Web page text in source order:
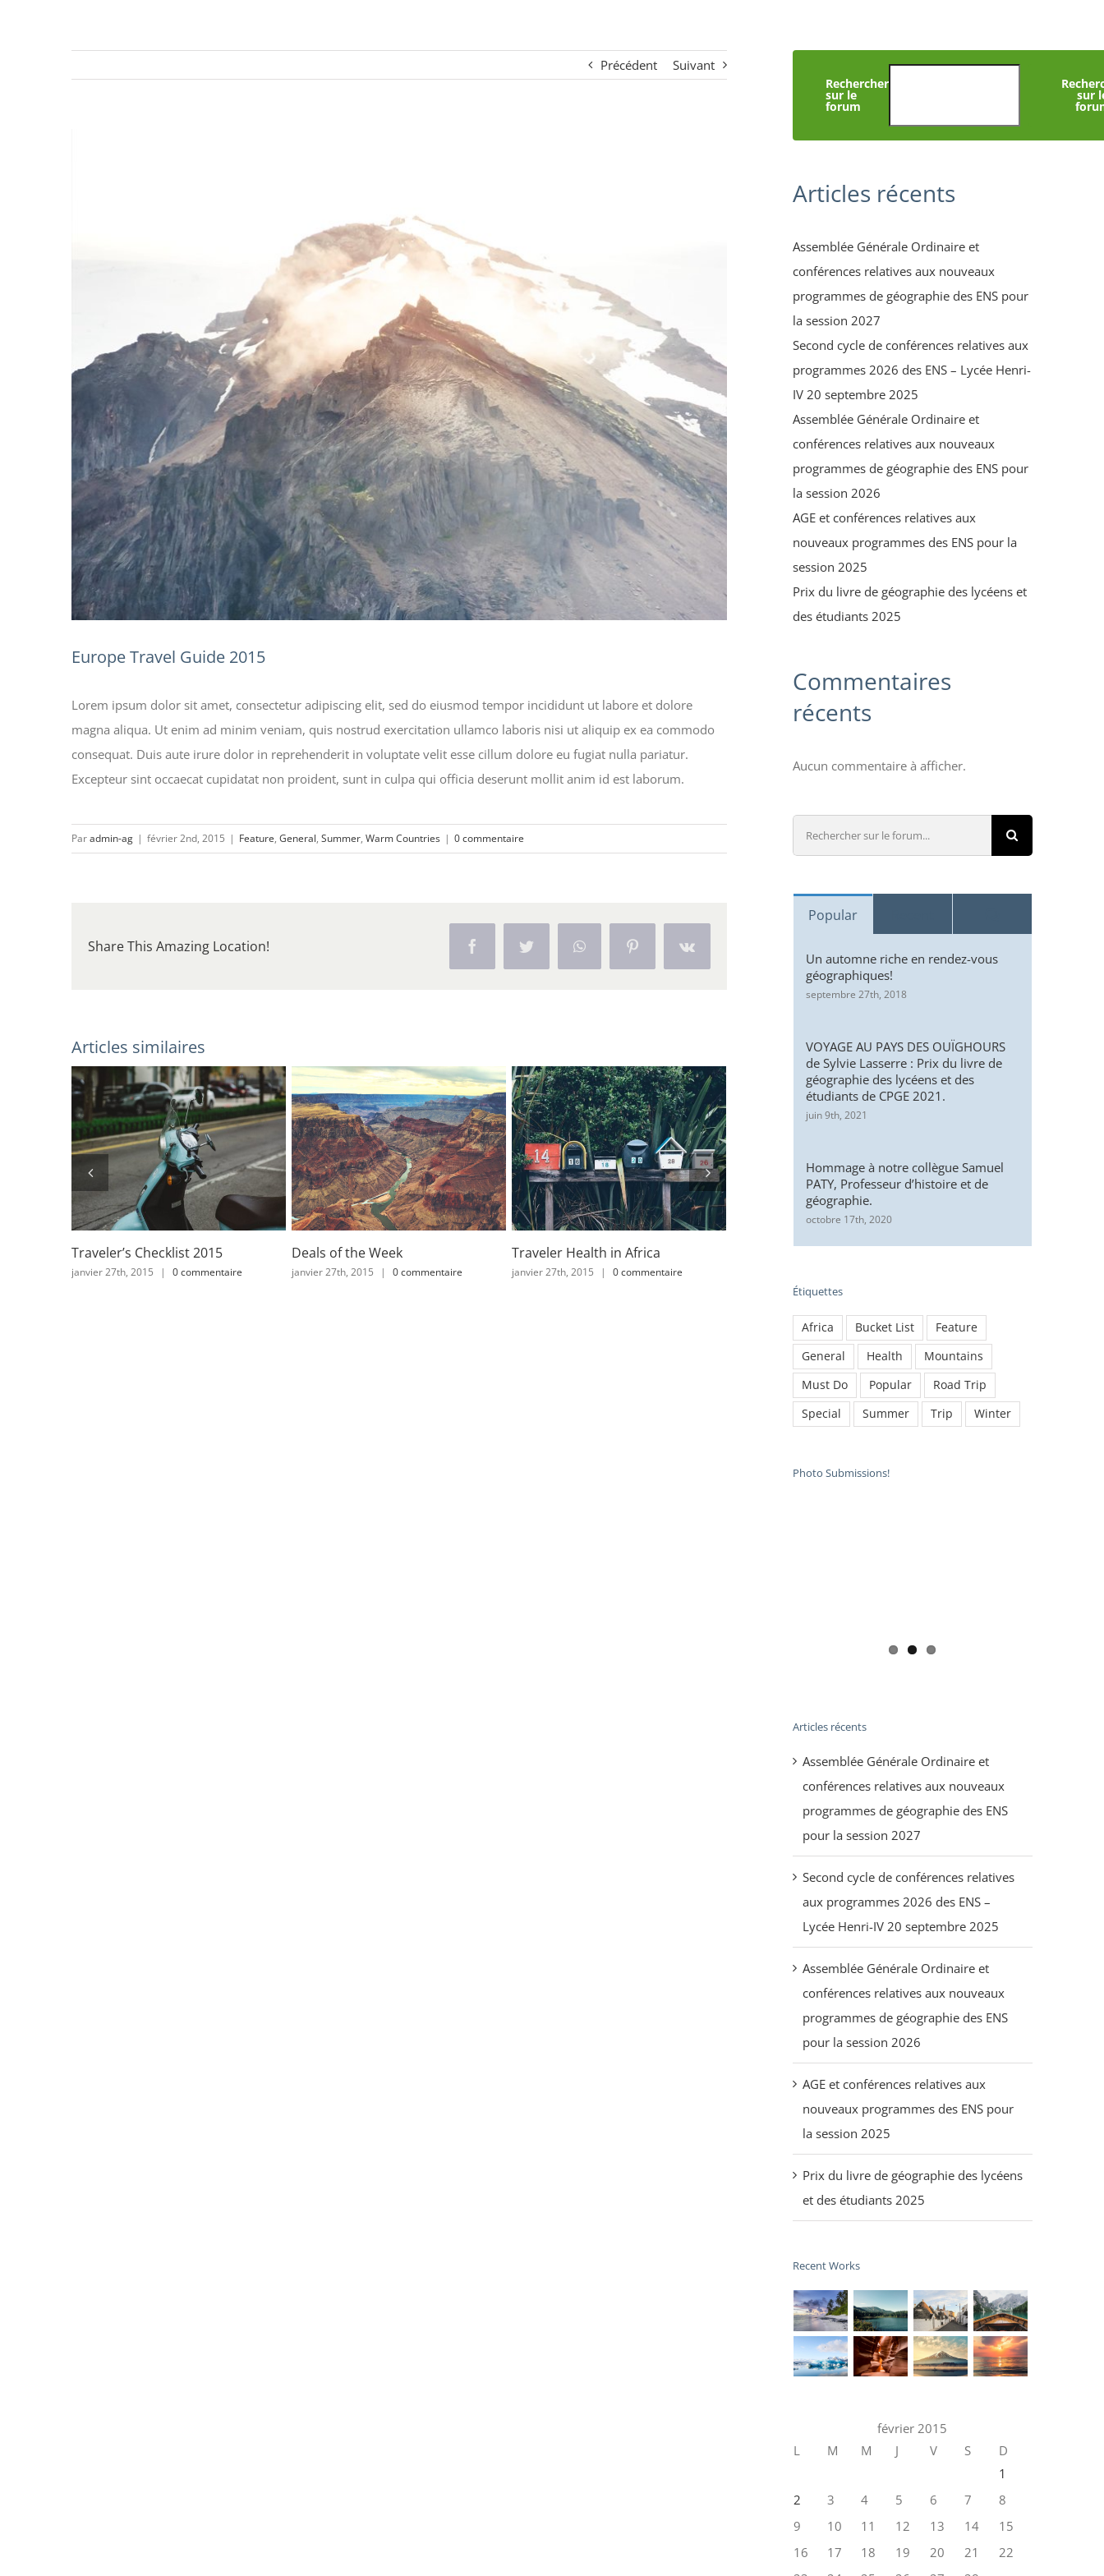
Précédent Suivant
Europe Travel Guide 2015
Lorem ipsum dolor sit amet, consectetur adipiscing elit, sed do eiusmod tempor incididunt ut labore et dolore
magna aliqua. Ut enim ad minim veniam, quis nostrud exercitation ullamco laboris nisi ut aliquip ex ea commodo
consequat. Duis aute irure dolor in reprehenderit in voluptate velit esse cillum dolore eu fugiat nulla pariatur.
Excepteur sint occaecat cupidatat non proident, sunt in culpa qui officia deserunt mollit anim id est laborum.
Paradmin-ag | février 2nd, 2015 | Feature, General, Summer, Warm Countries | 0 commentaire
Share This Amazing Location! FacebookTwitter WhatsAppPinterestVk
Articles similaires
Deals of the Week
janvier 27th, 2015 | 0 commentaire
Traveler Health in Africa
janvier 27th, 2015 | 0 commentaire
Top 10 Mountain
février 2nd, 2015 | 0 commentaire
Rechercher
sur le
forum
sur
Articles récents
Assemblée Générale Ordinaire et
conférences relatives aux nouveaux
programmes de géographie des ENS pour
la session 2027
Second cycle de conférences relatives aux
programmes 2026 des ENS – Lycée Henri-
IV 20 septembre 2025
Assemblée Générale Ordinaire et
conférences relatives aux nouveaux
programmes de géographie des ENS pour
la session 2026
AGE et conférences relatives aux
nouveaux programmes des ENS pour la
session 2025
Prix du livre de géographie des lycéens et
des étudiants 2025
Commentaires
récents
Aucun commentaire à afficher.
sur
forum:
Popular
Un automne riche en rendez-vous
géographiques!
septembre 27th, 2018
VOYAGE AU PAYS DES OUÏGHOURS
de Sylvie Lasserre : Prix du livre de
géographie des lycéens et des
étudiants de CPGE 2021.
juin 9th, 2021
Hommage à notre collègue Samuel
PATY, Professeur d’histoire et de
géographie.
octobre 17th, 2020
Étiquettes
Africa Bucket List
Feature
General
Health
Mountains
Must Do
Popular
Road Trip
Special
Summer Trip Winter
Photo Submissions!
Articles récents
Assemblée Générale Ordinaire et
conférences relatives aux nouveaux
programmes de géographie des ENS
pour la session 2027
Second cycle de conférences relatives
aux programmes 2026 des ENS –
Lycée Henri-IV 20 septembre 2025
Assemblée Générale Ordinaire et
conférences relatives aux nouveaux
programmes de géographie des ENS
pour la session 2026
AGE et conférences relatives aux
nouveaux programmes des ENS pour
la session 2025
Prix du livre de géographie des lycéens
et des étudiants 2025
Recent Works
février 2015
L
M M J V S
D
1
2
3 4 5 6 7
8
9
10 11 12 13 14
15
16
17 18 19 20 21
22